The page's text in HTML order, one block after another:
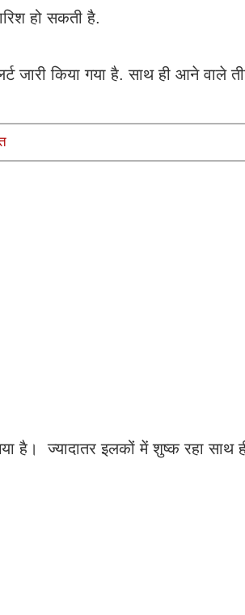
हो सकती है.
जारी किया गया है. साथ ही आने वाले
है। ज्यादातर इलकों में शुष्क रहा साथ